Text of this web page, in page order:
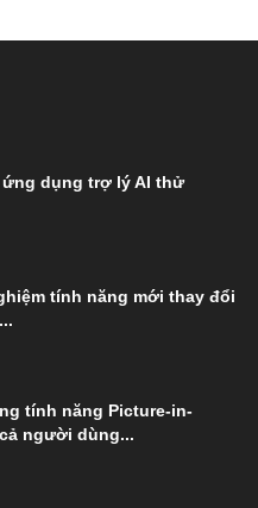
dụng trợ lý AI thử
tính năng mới thay đổi
tính năng Picture-in-
người dùng...